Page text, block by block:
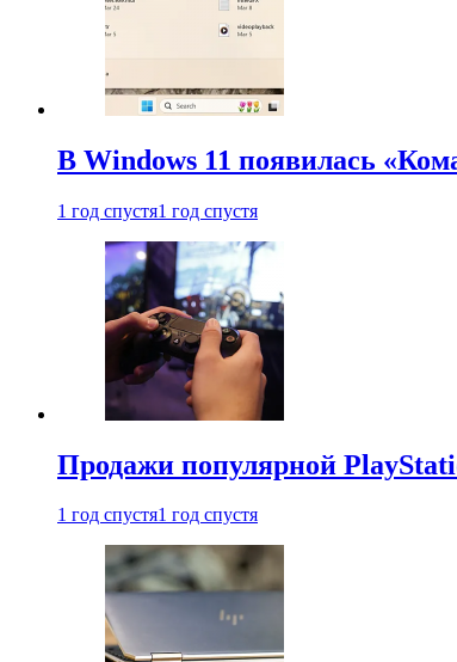
В Windows 11 появилась
1 год спустя1 год спустя
Продажи популярной
1 год спустя1 год спустя